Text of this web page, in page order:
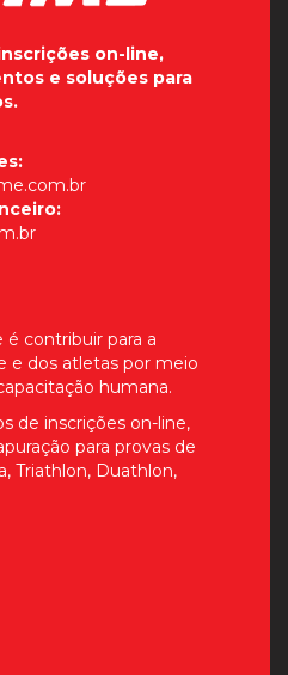
on-line,
e soluções para
é contribuir para a
e dos atletas por meio
humana.
de inscrições on-line,
para provas de
Triathlon, Duathlon,